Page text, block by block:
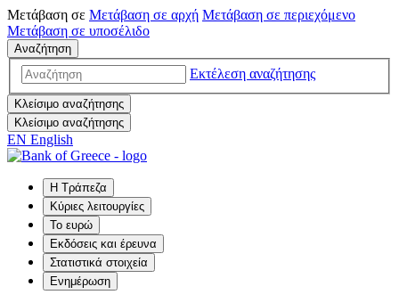
Μετάβαση σε Μετάβαση σε αρχή Μετάβαση σε περιεχόμενο
Μετάβαση σε υποσέλιδο
Αναζήτηση
Εκτέλεση αναζήτησης
Κλείσιμο αναζήτησης
Κλείσιμο αναζήτησης
EN English
Η Τράπεζα
Κύριες λειτουργίες
Το ευρώ
Εκδόσεις και έρευνα
Στατιστικά στοιχεία
Ενημέρωση